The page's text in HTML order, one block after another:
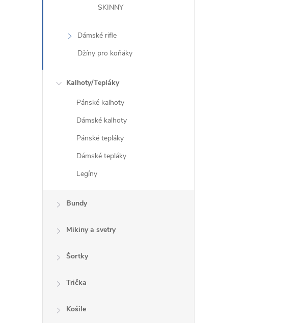
SKINNY
Dámské rifle
Džíny pro koňáky
Kalhoty/Tepláky
Pánské kalhoty
Dámské kalhoty
Pánské tepláky
Dámské tepláky
Legíny
Bundy
Mikiny a svetry
Šortky
Trička
Košile